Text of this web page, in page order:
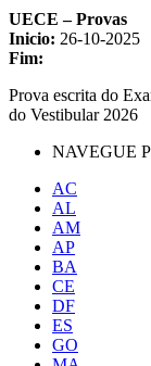
UECE – Provas
Inicio: 26-10-2025
Fim:
Prova escrita do
do Vestibular 2026
NAVEGUE
AC
AL
AM
AP
BA
CE
DF
ES
GO